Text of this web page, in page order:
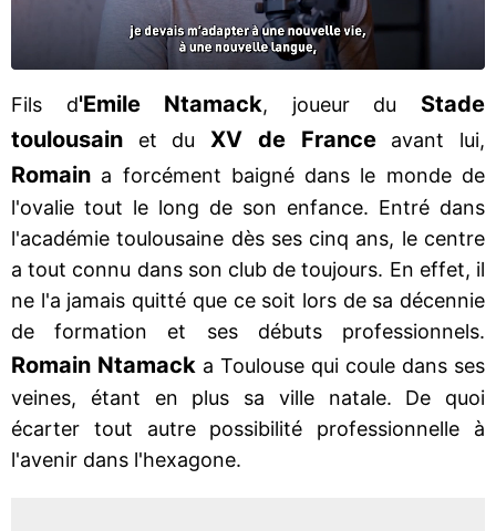
Fils d'Emile Ntamack, joueur du Stade
toulousain
et duXV de France avant lui,
Romain a forcément baigné dans le monde de
l'ovalie tout le long de son enfance. Entré dans
l'académie toulousaine dès ses cinq ans, le centre
a tout connu dans son club de toujours. En effet, il
ne l'a jamais quitté que ce soit lors de sa décennie
de formation et ses débuts professionnels.
Romain Ntamack a Toulouse qui coule dans ses
veines, étant en plus sa ville natale. De quoi
écarter tout autre possibilité professionnelle à
l'avenir dans l'hexagone.